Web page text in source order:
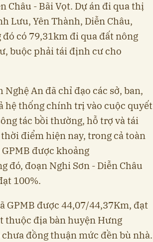
Châu - Bãi Vọt. Dự án đi qua thị
Lưu, Yên Thành, Diễn Châu,
có 79,31km đi qua đất nông
buộc phải tái định cư cho
An đã chỉ đạo các sở, ban,
hệ thống chính trị vào cuộc quyết
tác bồi thường, hỗ trợ và tái
điểm hiện nay, trong cả toàn
được khoảng
đó, đoạn Nghi Sơn - Diễn Châu
100%.
GPMB được 44,07/44,37Km, đạt
thuộc địa bàn huyện Hưng
đồng thuận mức đền bù nhà.